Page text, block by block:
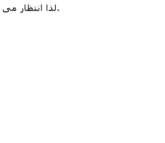
🔹لذا انتظار می رود ضمن همکاری و صبوری نسبت به ذخیره سازی آب اقدام فرمایید.